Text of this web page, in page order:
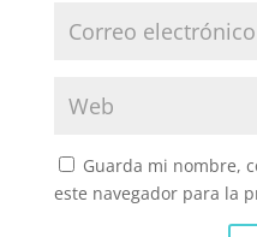
Guarda mi nombre,
este navegador para la